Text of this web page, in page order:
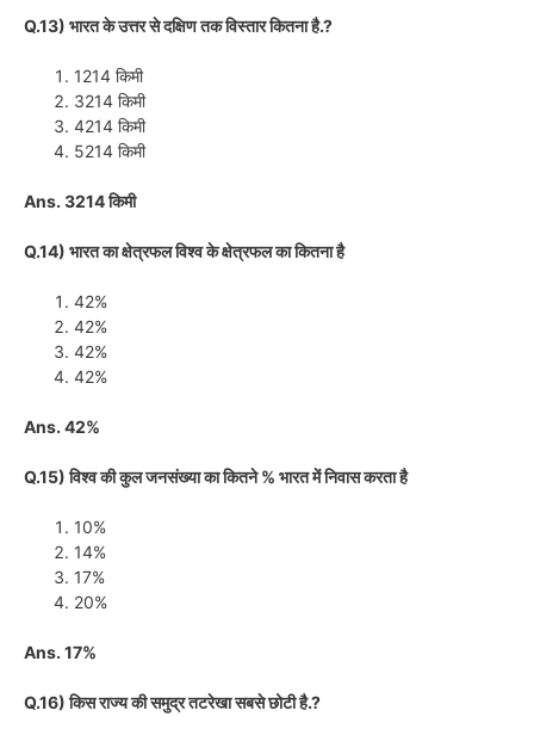
Q.13) भारत के उत्तर से दक्षिण तक विस्तार कितना है.?
1214 किमी
3214 किमी
4214 किमी
5214 किमी
Ans. 3214 किमी
Q.14) भारत का क्षेत्रफल विश्व के क्षेत्रफल का कितना है
42%
42%
42%
42%
Ans. 42%
Q.15) विश्व की कुल जनसंख्या का कितने % भारत में निवास करता है
10%
14%
17%
20%
Ans. 17%
Q.16) किस राज्य की समुद्र तटरेखा सबसे छोटी है.?